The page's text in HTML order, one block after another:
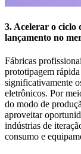
3. Acelerar o ciclo
lançamento no
Fábricas
prototipagem
significativamente
eletrônicos. Por
do modo de
aproveitar
indústrias de
consumo e